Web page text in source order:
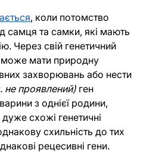
, коли потомство
самця та самки, які мають
Через свій генетичний
може мати природну
захворювань або нести
не проявлений) ген
з однієї родини,
схожі генетичні
схильність до тих
рецесивні гени.